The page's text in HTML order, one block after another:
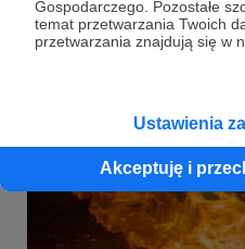
Gospodarczego. Pozostałe
temat przetwarzania Twoich
przetwarzania znajdują się w
Ustawienia
Akceptuję i
blender poradnik